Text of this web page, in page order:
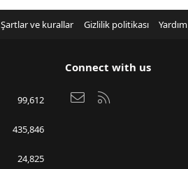
Şartlar ve kurallar Gizlilik politikası Yardım
99,612
435,846
24,825
Connect with us
Bize ulaşın